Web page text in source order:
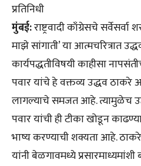
प्रतिनिधी
मुंबई:राष्ट्रवादी काँग्रेसचे
माझे सांगाती’ या आत्मचरित्रात
कार्यपद्धतीविषयी काहीसा
पवार यांचे हे वक्तव्य उद्धव ठाकरे
लागल्याचे समजत आहे. त्यामुळेच
पवार यांची ही टीका खोडून
भाष्य करण्याची शक्यता आहे.
यांनी बेळगावमध्ये